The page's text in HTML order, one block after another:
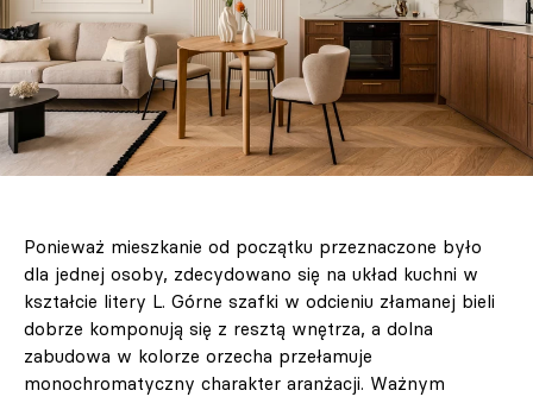
Ponieważ mieszkanie od początku przeznaczone było
dla jednej osoby, zdecydowano się na układ kuchni w
kształcie litery L. Górne szafki w odcieniu złamanej bieli
dobrze komponują się z resztą wnętrza, a dolna
zabudowa w kolorze orzecha przełamuje
monochromatyczny charakter aranżacji. Ważnym